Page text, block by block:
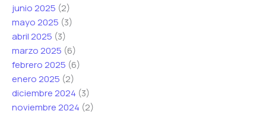
o
C
o
r
r
e
o
o
o
*
junio 2025 (2)
mayo 2025 (3)
abril 2025 (3)
marzo 2025 (6)
febrero 2025 (6)
enero 2025 (2)
diciembre 2024 (3)
noviembre 2024 (2)